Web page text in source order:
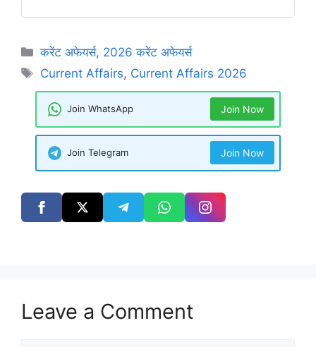
Categories
करेंट अफेयर्स, 2026 करेंट अफेयर्स
Tags
Current Affairs, Current Affairs 2026
Join WhatsApp Join Now
Join Telegram Join Now
Leave a Comment